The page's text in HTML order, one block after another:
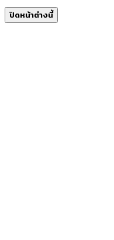
ปิดหน้าต่างนี้